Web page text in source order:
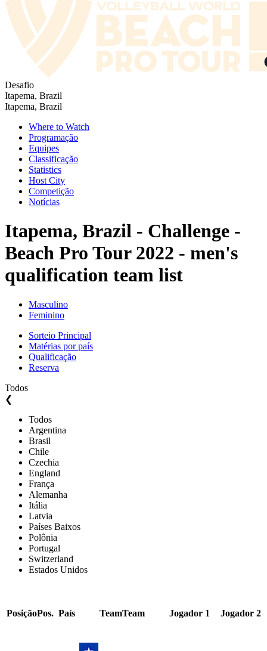
Desafio
Itapema, Brazil
Itapema, Brazil
Where to Watch
Programação
Equipes
Classificação
Statistics
Host City
Competição
Notícias
Itapema, Brazil - Challenge -
Beach Pro Tour 2022 - men's
qualification team list
Masculino
Feminino
Sorteio Principal
Matérias por país
Qualificação
Reserva
Todos
❮
Todos
Argentina
Brasil
Chile
Czechia
England
França
Alemanha
Itália
Latvia
Países Baixos
Polônia
Portugal
Switzerland
Estados Unidos
PosiçãoPos. País TeamTeam Jogador 1 Jogador 2